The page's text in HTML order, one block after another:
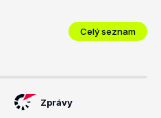
Celý seznam
Zprávy